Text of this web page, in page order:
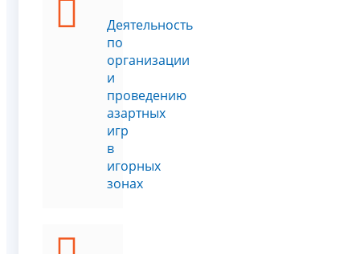
Деятельность
по
организации
и
проведению
азартных
игр
в
игорных
зонах